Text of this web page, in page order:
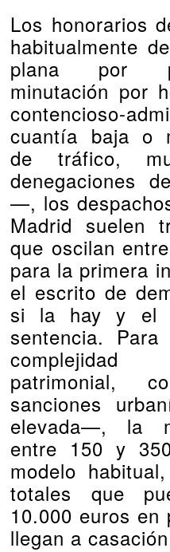
Los honorarios
habitualmente
plana por
minutación por
contencioso-
cuantía baja o
de tráfico,
denegaciones
—, los
Madrid suelen
que oscilan
para la primera
el escrito de
si la hay y el
sentencia.
complejidad
patrimonial,
sanciones
elevada—, la
entre 150 y
modelo
totales que
10.000 euros en
llegan a